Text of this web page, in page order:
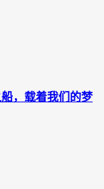
，载着我们的梦